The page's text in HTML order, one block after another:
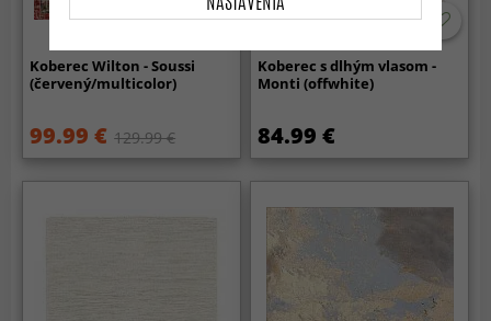
Koberec Wilton - Soussi
(červený/multicolor)
99.99 € 129.99 €
Koberec s dlhým vlasom -
Monti (offwhite)
84.99 €